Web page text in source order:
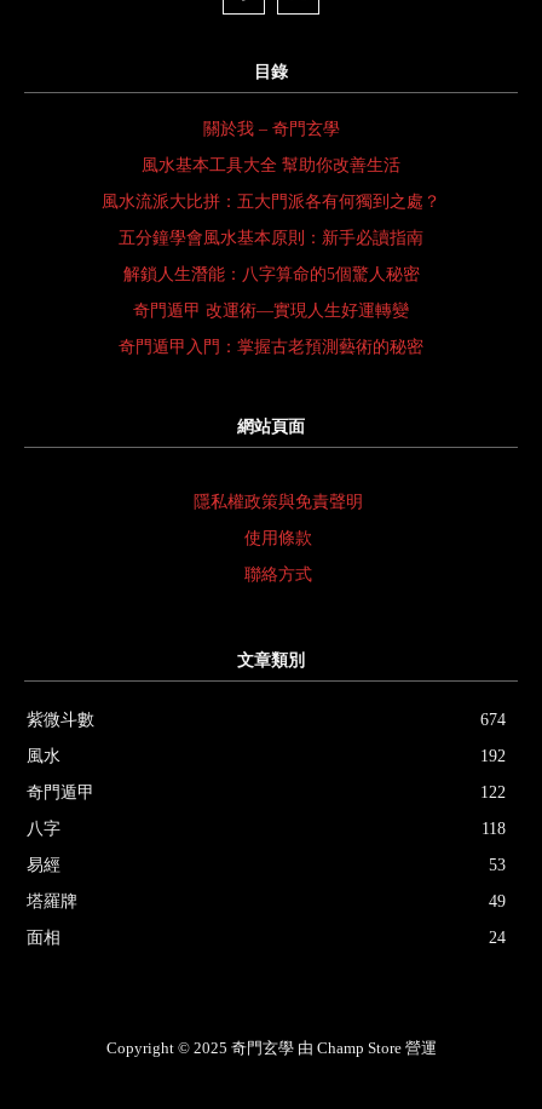
目錄
關於我 – 奇門玄學
風水基本工具大全 幫助你改善生活
風水流派大比拼：五大門派各有何獨到之處？
五分鐘學會風水基本原則：新手必讀指南
解鎖人生潛能：八字算命的5個驚人秘密
奇門遁甲 改運術—實現人生好運轉變
奇門遁甲入門：掌握古老預測藝術的秘密
網站頁面
隱私權政策與免責聲明
使用條款
聯絡方式
文章類別
紫微斗數
674
風水
192
奇門遁甲
122
八字
118
易經
53
塔羅牌
49
面相
24
Copyright © 2025 奇門玄學 由 Champ Store 營運